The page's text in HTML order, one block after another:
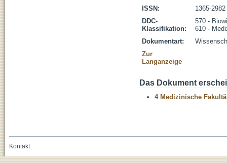
ISSN:
1365-2982
DDC-
Klassifikation:
570 -
610 -
Dokumentart:
Zur
Langanzeige
Das Dokument
4 Medizinische
Kontakt